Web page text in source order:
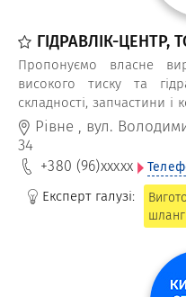
ГІДРАВЛІК-ЦЕНТР,
Пропонуємо власне
високого тиску та
складності, запчастини і
замовлення.
методом точіння.
Рівне , вул.
34
+380 (96)xxxxx
Експерт галузі: